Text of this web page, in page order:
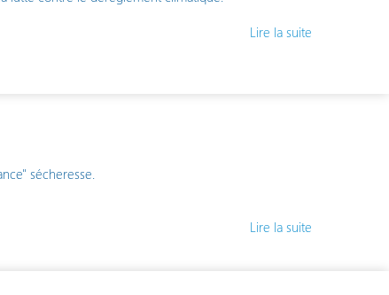
Lire la suite
sécheresse.
Lire la suite